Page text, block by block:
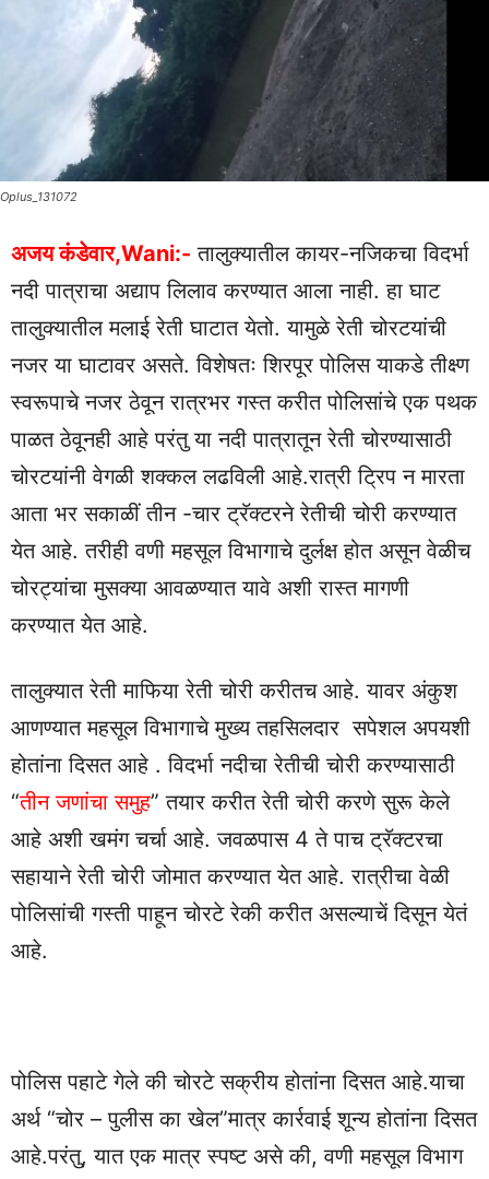
Oplus_131072
अजय कंडेवार,Wani:- तालुक्यातील कायर-नजिकचा विदर्भा
नदी पात्राचा अद्याप लिलाव करण्यात आला नाही. हा घाट
तालुक्यातील मलाई रेती घाटात येतो. यामुळे रेती चोरटयांची
नजर या घाटावर असते. विशेषतः शिरपूर पोलिस याकडे तीक्ष्ण
स्वरूपाचे नजर ठेवून रात्रभर गस्त करीत पोलिसांचे एक पथक
पाळत ठेवूनही आहे परंतु या नदी पात्रातून रेती चोरण्यासाठी
चोरटयांनी वेगळी शक्कल लढविली आहे.रात्री ट्रिप न मारता
आता भर सकाळीं तीन -चार ट्रॅक्टरने रेतीची चोरी करण्यात
येत आहे. तरीही वणी महसूल विभागाचे दुर्लक्ष होत असून वेळीच
चोरट्यांचा मुसक्या आवळण्यात यावे अशी रास्त मागणी
करण्यात येत आहे.
तालुक्यात रेती माफिया रेती चोरी करीतच आहे. यावर अंकुश
आणण्यात महसूल विभागाचे मुख्य तहसिलदार सपेशल अपयशी
होतांना दिसत आहे . विदर्भा नदीचा रेतीची चोरी करण्यासाठी
“तीन जणांचा समुह” तयार करीत रेती चोरी करणे सुरू केले
आहे अशी खमंग चर्चा आहे. जवळपास 4 ते पाच ट्रॅक्टरचा
सहायाने रेती चोरी जोमात करण्यात येत आहे. रात्रीचा वेळी
पोलिसांची गस्ती पाहून चोरटे रेकी करीत असल्याचें दिसून येतं
आहे.
पोलिस पहाटे गेले की चोरटे सक्रीय होतांना दिसत आहे.याचा
अर्थ “चोर – पुलीस का खेल”मात्र कार्रवाई शून्य होतांना दिसत
आहे.परंतु, यात एक मात्र स्पष्ट असे की, वणी महसूल विभाग